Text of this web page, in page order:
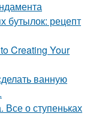
бутылок: рецепт
Creating Your
ванную
Все о ступеньках